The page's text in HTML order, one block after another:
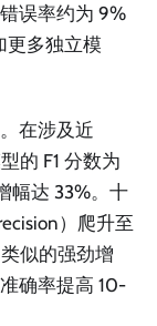
误率约为 9%
多独立模
在涉及近
的 F1 分数为
幅达 33%。十
）爬升至
似的强劲增
确率提高 10-